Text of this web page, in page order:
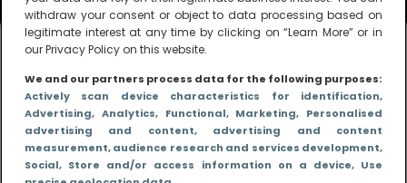
withdraw your consent or object to data processing based on
legitimate interest at any time by clicking on “Learn More” or in
our Privacy Policy on this website.
We and our partners process data for the following purposes:
Actively scan device characteristics for identification,
Advertising, Analytics, Functional, Marketing, Personalised
advertising and content, advertising and content
measurement, audience research and services development,
Social, Store and/or access information on a device, Use